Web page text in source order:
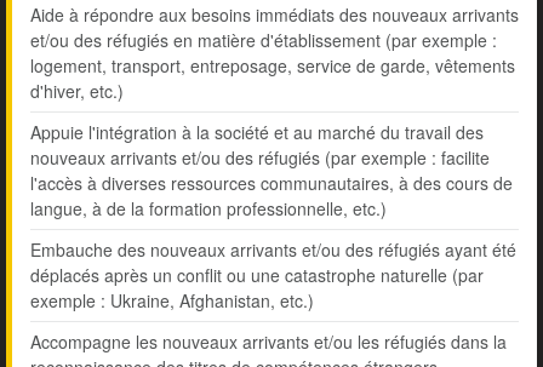
Aide à répondre aux besoins immédiats des nouveaux arrivants
et/ou des réfugiés en matière d'établissement (par exemple :
logement, transport, entreposage, service de garde, vêtements
d'hiver, etc.)
Appuie l'intégration à la société et au marché du travail des
nouveaux arrivants et/ou des réfugiés (par exemple : facilite
l'accès à diverses ressources communautaires, à des cours de
langue, à de la formation professionnelle, etc.)
Embauche des nouveaux arrivants et/ou des réfugiés ayant été
déplacés après un conflit ou une catastrophe naturelle (par
exemple : Ukraine, Afghanistan, etc.)
Accompagne les nouveaux arrivants et/ou les réfugiés dans la